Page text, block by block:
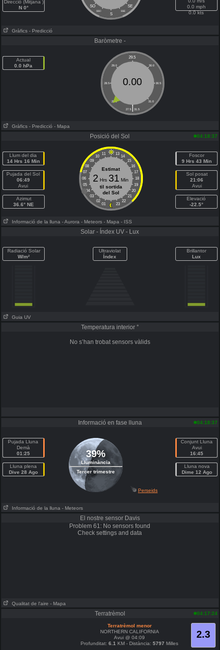
Direcció (Mitjana )
N 0°
SO SE
SSO SSE
S
0.0 mph
0.0 kts
Gràfics - Predicció
Baròmetre -
Actual
0.0 hPa
29.5
29.0 30.0
28.5 30.5
28.0 31.0
|
27.5 31.5
0.00
Gràfics - Predicció - Mapa
Posició del Sol 04:18:37
Llum del dia
14 Hrs 16 Min
Pujada del Sol
06:49
Avui
Azimut
36.6° NE
11 13
10
14
09
15
08
16
07
17
06
18
05
19
04
20
03
21
02
22
01 23
Estimat
2 Hrs 31 Min
til sortida
del Sol
Foscor
9 Hrs 43 Min
Sol posat
21:06
Avui
Elevació
-22.5°
Informació de la lluna - Aurora - Meteors - Mapa - ISS
Solar - Índex UV - Lux
Radiació Solar
W/m²
Ultraviolat
Índex
Brillantor
Lux
Guia UV
Temperatura interior °
No s’han trobat sensors vàlids
Informació en fase lluna 04:18:37
Pujada Lluna
Demà
01:25
Lluna plena
Dive 28 Ago
39%
Lluminància
Tercer trimestre
Conjunt Lluna
Avui
16:45
Lluna nova
Dime 12 Ago
Perseids
Informació de la lluna - Meteors
El nostre sensor Davis
Problem 61: No sensors found
Check settings and data
Qualitat de l'aire - Mapa
Terratrèmol 04:17:24
2.3
Terratrèmol menor
NORTHERN CALIFORNIA
Avui @ 04:09
Profunditat:6.1 KM - Distància:5797 Milles